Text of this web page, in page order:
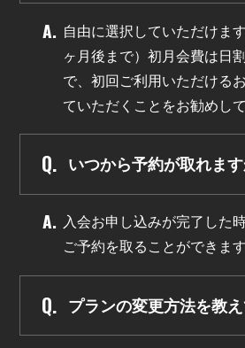
自由に選択していただけま
ヶ月後まで）初月会費は日
で、初回ご利用いただける
ていただくことをお勧めし
いつから予約が取れます
入会お申し込みが完了した
ご予約を取ることができます
プランの変更方法を教え